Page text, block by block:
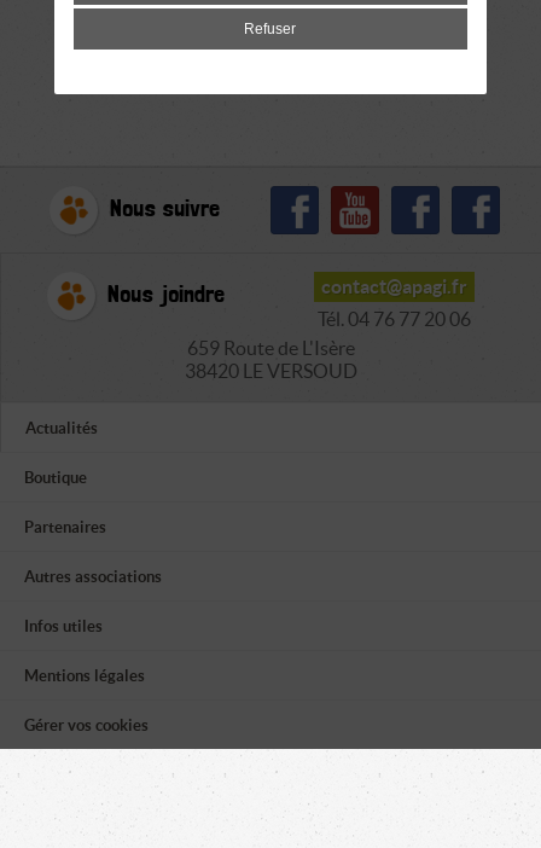
Nous suivre
Nous joindre
contact@apagi.fr
Tél. 04 76 77 20 06
659 Route de L'Isère
38420 LE VERSOUD
Actualités
Boutique
Partenaires
Autres associations
Infos utiles
Mentions légales
Gérer vos cookies
Refuser